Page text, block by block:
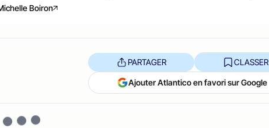
Boiron
PARTAGER CLASSER
Ajouter Atlantico en favori sur Google